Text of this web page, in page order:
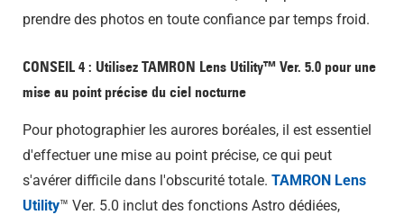
prendre des photos en toute confiance par temps froid.
CONSEIL 4 : Utilisez TAMRON Lens Utility™ Ver. 5.0 pour une
mise au point précise du ciel nocturne
Pour photographier les aurores boréales, il est essentiel
d'effectuer une mise au point précise, ce qui peut
s'avérer difficile dans l'obscurité totale. TAMRON Lens
Utility™ Ver. 5.0 inclut des fonctions Astro dédiées,